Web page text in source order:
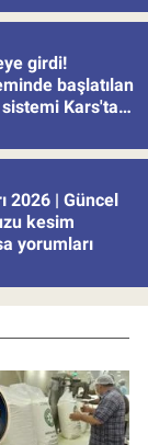
girdi!
başlatılan
Kars'tan
2026 | Güncel
kesim
yorumları